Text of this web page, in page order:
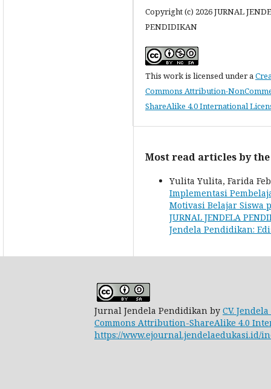
Copyright (c) 2026 JURNAL
PENDIDIKAN
This work is licensed under a
Commons Attribution-
ShareAlike 4.0 International
Most read articles by
Yulita Yulita, Farida
Implementasi
Motivasi Belajar Siswa
JURNAL JENDELA
Jendela Pendidikan:
Jurnal Jendela Pendidikan by CV.
Commons Attribution-ShareAlike 4.0
https://www.ejournal.jendelaedukasi.id/